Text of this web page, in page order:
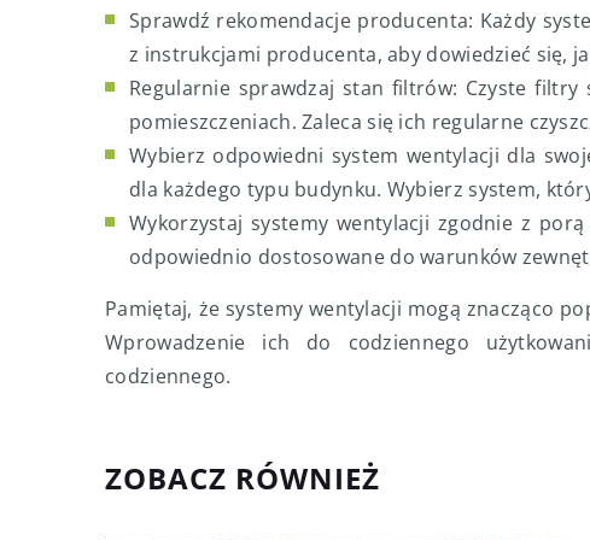
Sprawdź rekomendacje producenta: Każdy
z instrukcjami producenta, aby dowiedzieć się,
Regularnie sprawdzaj stan filtrów: Czyste
pomieszczeniach. Zaleca się ich regularne
Wybierz odpowiedni system wentylacji dla
dla każdego typu budynku. Wybierz system,
Wykorzystaj systemy wentylacji zgodnie z
odpowiednio dostosowane do warunków
Pamiętaj, że systemy wentylacji mogą znacząco
Wprowadzenie ich do codziennego
codziennego.
ZOBACZ RÓWNIEŻ